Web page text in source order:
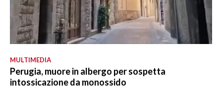
MULTIMEDIA
Perugia, muore in albergo per sospetta
intossicazione da monossido